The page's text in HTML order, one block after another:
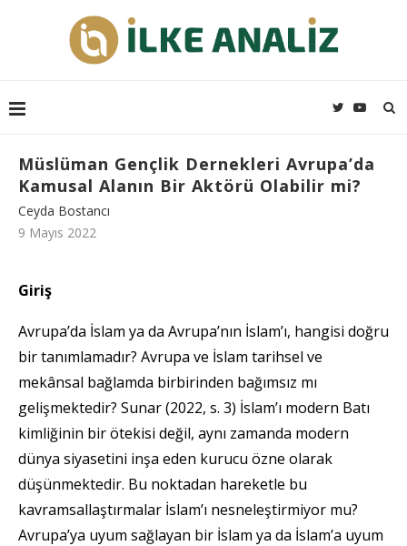
Müslüman Gençlik Dernekleri Avrupa’da
Kamusal Alanın Bir Aktörü Olabilir mi?
Ceyda Bostancı
9 Mayıs 2022
Giriş
Avrupa’da İslam ya da Avrupa’nın İslam’ı, hangisi doğru
bir tanımlamadır? Avrupa ve İslam tarihsel ve
mekânsal bağlamda birbirinden bağımsız mı
gelişmektedir? Sunar (2022, s. 3) İslam’ı modern Batı
kimliğinin bir ötekisi değil, aynı zamanda modern
dünya siyasetini inşa eden kurucu özne olarak
düşünmektedir. Bu noktadan hareketle bu
kavramsallaştırmalar İslam’ı nesneleştirmiyor mu?
Avrupa’ya uyum sağlayan bir İslam ya da İslam’a uyum